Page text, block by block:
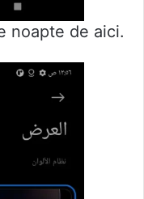
noapte de aici.